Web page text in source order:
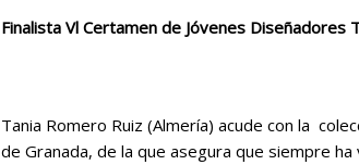
Finalista Vl Certamen de Jóvenes Diseñadores
Tania Romero Ruiz (Almería) acude con la
de Granada, de la que asegura que siempre ha